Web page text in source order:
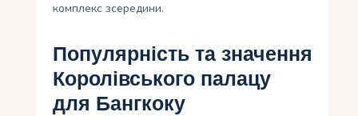
комплекс зсередини.
Популярність та значення
Королівського палацу
для Бангкоку